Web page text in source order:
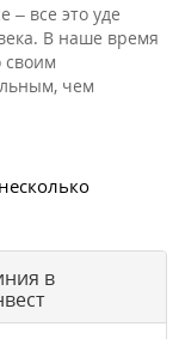
– все это уде
В наше время
своим
чем
в